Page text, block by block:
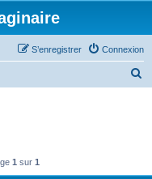
Connexion
S’enregistrer
1 sur 1